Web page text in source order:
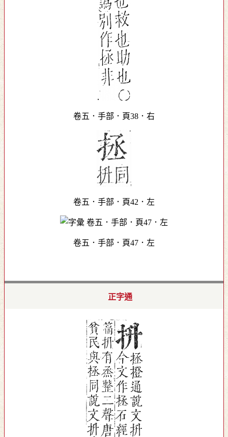
卷五．手部．頁38．右
卷五．手部．頁42．左
卷五．手部．頁47．左
正字通